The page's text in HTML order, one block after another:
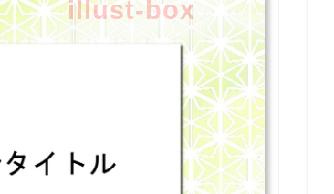
illust-box